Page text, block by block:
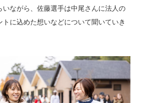
いながら、佐藤選手は中尾さんに法人の
に込めた想いなどについて聞いていき